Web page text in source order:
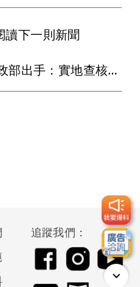
讀下一則新聞
EZ Way爭議未歇 財政部出手：實地查核關貿公司
追蹤我們：